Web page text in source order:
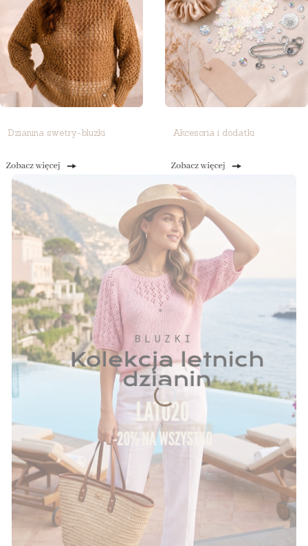
Dzianina swetry-bluzki Akcesoria i dodatki